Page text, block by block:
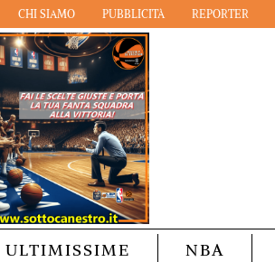
CHI SIAMO PUBBLICITÀ REPORTER
ULTIMISSIME NBA